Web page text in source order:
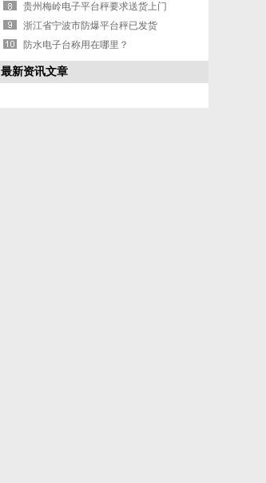
售后承诺
贵州梅岭电子平台秤要求送货上门
浙江省宁波市防爆平台秤已发货
防水电子台称用在哪里？
最新资讯文章